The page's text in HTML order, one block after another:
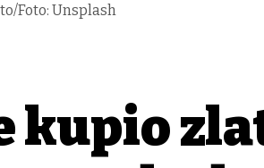
Foto: Unsplash
kupio